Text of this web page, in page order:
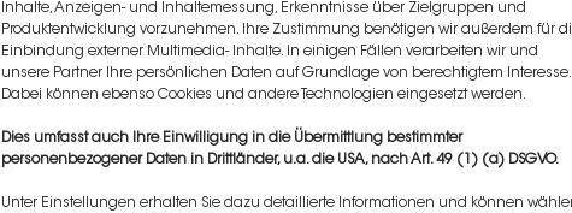
Inhalte, Anzeigen- und Inhaltemessung, Erkenntnisse über Zielgruppen und
Produktentwicklung vorzunehmen. Ihre Zustimmung benötigen wir außerdem für
Einbindung externer Multimedia- Inhalte. In einigen Fällen verarbeiten wir und
unsere Partner Ihre persönlichen Daten auf Grundlage von berechtigtem Interesse.
Dabei können ebenso Cookies und andere Technologien eingesetzt werden.
Dies umfasst auch Ihre Einwilligung in die Übermittlung bestimmter
personenbezogener Daten in Drittländer, u.a. die USA, nach Art. 49 (1) (a) DSGVO.
Unter Einstellungen erhalten Sie dazu detaillierte Informationen und können
und Supervision von Dr. Mitschele